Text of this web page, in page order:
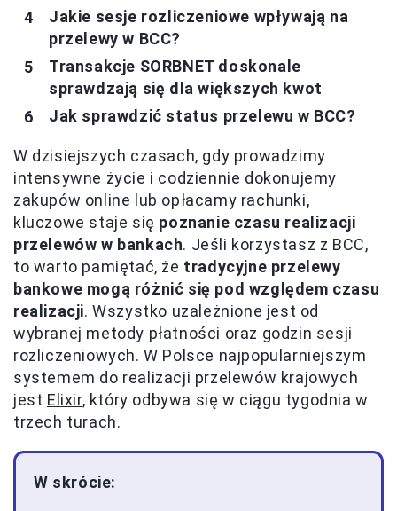
Jakie sesje rozliczeniowe wpływają na
przelewy w BCC?
Transakcje SORBNET doskonale
sprawdzają się dla większych kwot
Jak sprawdzić status przelewu w BCC?
W dzisiejszych czasach, gdy prowadzimy
intensywne życie i codziennie dokonujemy
zakupów online lub opłacamy rachunki,
kluczowe staje się poznanie czasu realizacji
przelewów w bankach. Jeśli korzystasz z BCC,
to warto pamiętać, że tradycyjne przelewy
bankowe mogą różnić się pod względem czasu
realizacji. Wszystko uzależnione jest od
wybranej metody płatności oraz godzin sesji
rozliczeniowych. W Polsce najpopularniejszym
systemem do realizacji przelewów krajowych
jest Elixir, który odbywa się w ciągu tygodnia w
trzech turach.
W skrócie: